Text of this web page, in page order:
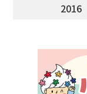
2016